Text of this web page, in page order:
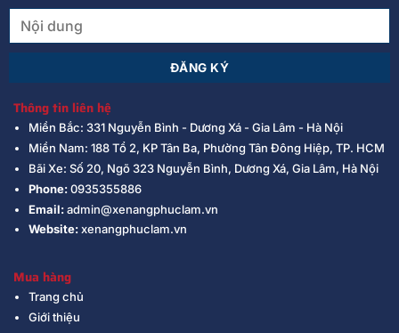
Thông tin liên hệ
Miền Bắc: 331 Nguyễn Bình - Dương Xá - Gia Lâm - Hà Nội
Miền Nam: 188 Tổ 2, KP Tân Ba, Phường Tân Đông Hiệp, TP. HCM
Bãi Xe: Số 20, Ngõ 323 Nguyễn Bình, Dương Xá, Gia Lâm, Hà Nội
Phone:0935355886
Email:admin@xenangphuclam.vn
Website:xenangphuclam.vn
Mua hàng
Trang chủ
Giới thiệu